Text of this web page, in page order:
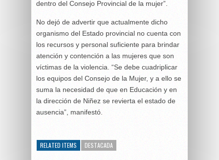
dentro del Consejo Provincial de la mujer”.
No dejó de advertir que actualmente dicho
organismo del Estado provincial no cuenta con
los recursos y personal suficiente para brindar
atención y contención a las mujeres que son
víctimas de la violencia. “Se debe cuadriplicar
los equipos del Consejo de la Mujer, y a ello se
suma la necesidad de que en Educación y en
la dirección de Niñez se revierta el estado de
ausencia”, manifestó.
RELATED ITEMS DESTACADA